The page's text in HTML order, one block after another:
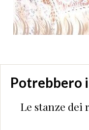
Potrebbero
Le stanze dei